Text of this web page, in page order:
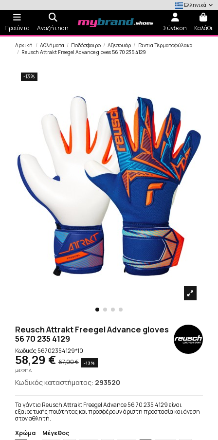
Ελληνικά
Προϊόντα Αναζήτηση Σύνδεση Καλάθι
Αρχική Αθλήματα Ποδόσφαιρο Αξεσουάρ
Γάντια Τερματοφύλακα
Reusch Attrakt Freegel Advance gloves 56 70 235 4129
-13%
Reusch Attrakt Freegel Advance gloves
56 70 235 4129
Κωδικός56702354129*10
58,29 € 67,00 €
-13%
με ΦΠΑ
Κωδικός καταστήματος: 293520
Τα γάντια Reusch Attrakt Freegel Advance 56 70 235 4129 είναι
εξαιρετικής ποιότητας και προσφέρουν άριστη προστασία και άνεση
στον αθλητή.
Χρώμα
Μέγεθος